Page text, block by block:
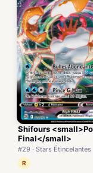
Shifours
Final</small>
#29 · Stars Étincelantes
R